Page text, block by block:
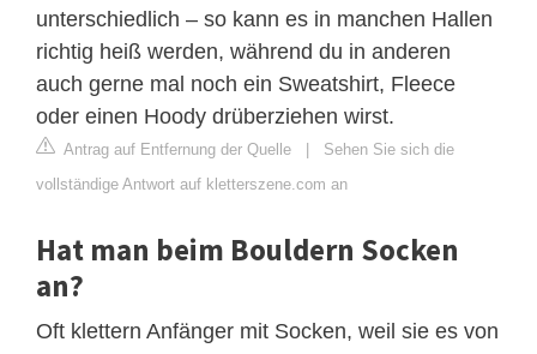
unterschiedlich – so kann es in manchen Hallen
richtig heiß werden, während du in anderen
auch gerne mal noch ein Sweatshirt, Fleece
oder einen Hoody drüberziehen wirst.
Antrag auf Entfernung der Quelle | Sehen Sie sich die
vollständige Antwort auf kletterszene.com an
Hat man beim Bouldern Socken
an?
Oft klettern Anfänger mit Socken, weil sie es von